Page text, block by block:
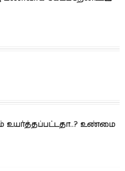
உயர்த்தப்பட்டதா..? உண்மை